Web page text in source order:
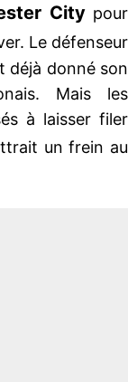
Citypour
Le défenseur
déjà donné son
Mais les
à laisser filer
un frein au